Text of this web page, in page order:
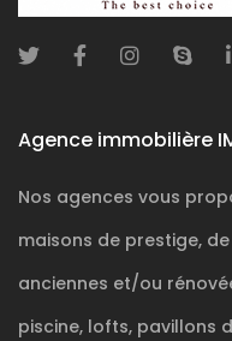
Agence immobilière
Nos agences vous
maisons de prestige,
anciennes et/ou
piscine, lofts, pavillons